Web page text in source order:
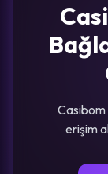
Casibom
erişim